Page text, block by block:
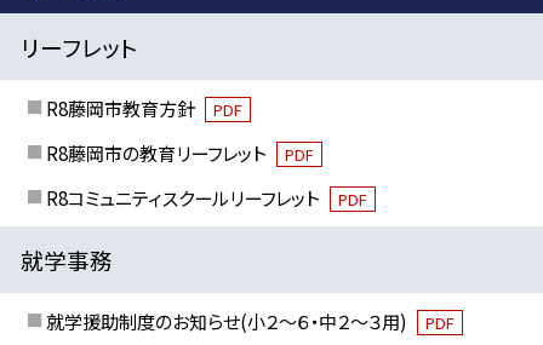
リーフレット
R8藤岡市教育方針 PDF
R8藤岡市の教育リーフレット PDF
R8コミュニティスクールリーフレット PDF
就学事務
就学援助制度のお知らせ(小２～６・中２～３用) PDF